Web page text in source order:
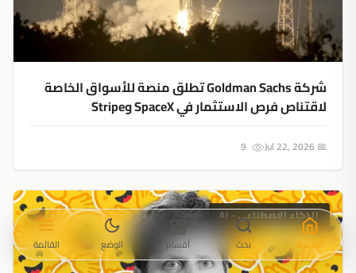
شركة Goldman Sachs تطلق منصة للأسواق الخاصة
لاقتناص فرص الاستثمار في SpaceX وStripe
📅 Jul 22, 2026
الذكاء الاصطناعي - AI
الرئيسية
بحث أقسام الوضع القائمة